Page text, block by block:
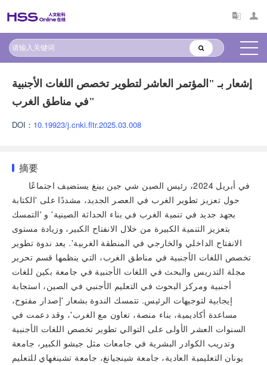
إشعار بـ "المؤتمر العاشر لتطوير تخصص اللغات الأجنبية
في مناطق الغرب"
DOI： 10.19923/j.cnki.fltr.2025.03.008
摘要
في أبريل 2024، رئيس الصين شي جين بينغ يستضيف اجتماعًا
حول تعزيز تطوير الغرب في العصر الجديد، مشددًا على 'الكتابة
بجهد جديد في تنمية الغرب في بناء الحداثة الصينية' و 'التمسك
بتعزيز التنمية الكبيرة من خلال الانفتاح الكبير، وزيادة مستوى
الانفتاح الداخلي والخارجي في المنطقة الغربية'. يعد ندوة تطوير
تخصص اللغات الأجنبية في مناطق الغرب، التي ينظمها قسم تحرير
مجلة التدريس والبحث في اللغات الأجنبية في جامعة بكين للغات
أجنبية ومركز البحوث في التعليم الأجنبي في الصين، استجابة
إيجابية لتوجيهات الرئيس. تتمسك الندوة بشعار 'إصدار مفتوح،
مساعدة أكاديمية، بناء منصة، تعاون مع الغرب'، وقد دعمت في
السنوات العشر الأولى على التوالي تطوير تخصص اللغات الأجنبية
وتدريب الكوادر البشرية في جامعات مثل جيشو الكبير، جامعة
يونان التعليمية العادية، جامعة شينجيانغ، جامعة تشينغهاي للتعليم